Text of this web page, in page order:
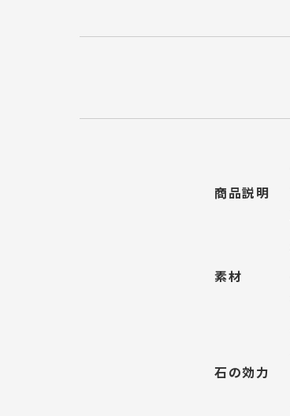
商品説明
素材
石の効力